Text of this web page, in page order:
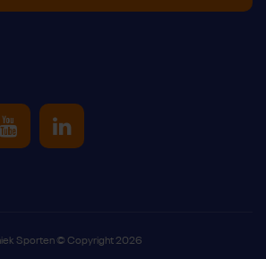
op Facebook
Sporten op Instagram
Uniek Sporten op Youtube
Uniek Sporten op
Sporten © Copyright 2026